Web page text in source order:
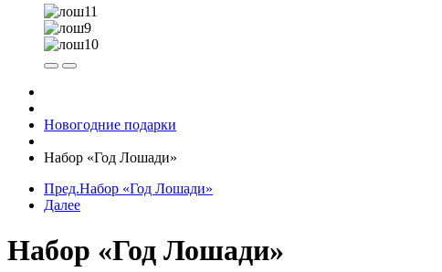
Новогодние подарки
Набор «Год Лошади»
Пред.Набор «Год Лошади»
Далее
Набор «Год Лошади»